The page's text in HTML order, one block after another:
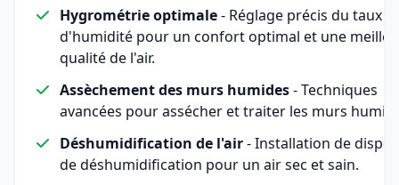
Hygrométrie optimale- Réglage précis du taux
d'humidité pour un confort optimal et une
qualité de l'air.
Assèchement des murs humides- Techniques
avancées pour assécher et traiter les murs
Déshumidification de l'air- Installation de
de déshumidification pour un air sec et sain.